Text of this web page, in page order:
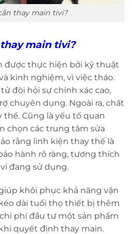
thay main tivi?
main tivi?
được thực hiện bởi kỹ thuật
kinh nghiệm, vì việc tháo.
đòi hỏi sự chính xác cao,
chuyên dụng. Ngoài ra, chất
Cũng là yếu tố quan
chọn các trung tâm sửa
rằng linh kiện thay thế là
hành rõ ràng, tương thích
đang sử dụng.
khôi phục khả năng vận
dài tuổi thọ thiết bị thêm
phí đầu tư một sản phẩm
quyết định thay main.